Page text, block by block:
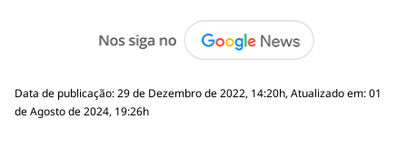
Data de publicação: 29 de Dezembro de 2022, 14:20h, Atualizado em: 01
de Agosto de 2024, 19:26h